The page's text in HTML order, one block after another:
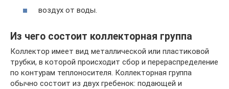
воздух от воды.
Из чего состоит коллекторная группа
Коллектор имеет вид металлической или пластиковой
трубки, в которой происходит сбор и перераспределение
по контурам теплоносителя. Коллекторная группа
обычно состоит из двух гребенок: подающей и